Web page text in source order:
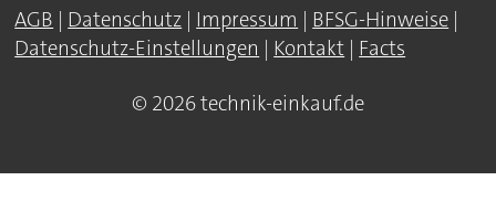
AGB | Datenschutz | Impressum | BFSG-Hinweise |
Datenschutz-Einstellungen | Kontakt | Facts
© 2026 technik-einkauf.de